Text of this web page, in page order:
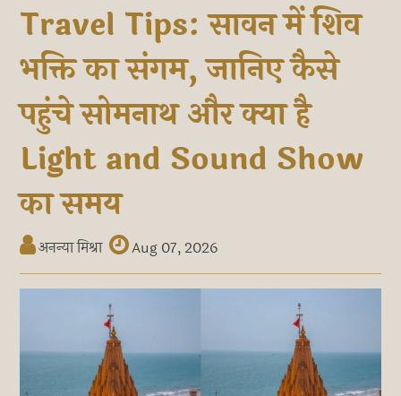
Travel Tips: सावन में शिव
भक्ति का संगम, जानिए कैसे
पहुंचे सोमनाथ और क्या है
Light and Sound Show
का समय
अनन्या मिश्रा Aug 07, 2026